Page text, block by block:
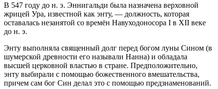
В 547 году до н. э. Эннигальди была назначена верховной
жрицей Ура, известной как энту, — должность, которая
оставалась незанятой со времён Навуходоносора I в XII веке
до н. э.
Энту выполняла священный долг перед богом луны Сином (в
шумерской древности его называли Нанна) и обладала
высшей церковной властью в стране. Предположительно,
энту выбирали с помощью божественного вмешательства,
причем сам бог Син делал это с помощью предзнаменований.